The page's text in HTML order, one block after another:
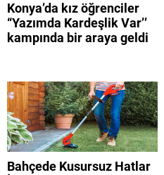
Konya’da kız öğrenciler
“Yazımda Kardeşlik Var’’
kampında bir araya geldi
Bahçede Kusursuz Hatlar